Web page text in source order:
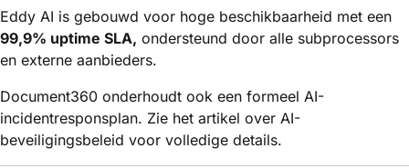
Eddy AI is gebouwd voor hoge beschikbaarheid met een
99,9% uptime SLA, ondersteund door alle subprocessors
en externe aanbieders.
Document360 onderhoudt ook een formeel AI-
incidentresponsplan. Zie het artikel over AI-
beveiligingsbeleid voor volledige details.